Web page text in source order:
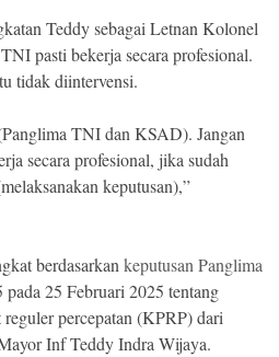
Teddy sebagai Letnan Kolonel
pasti bekerja secara profesional.
tidak diintervensi.
TNI dan KSAD). Jangan
secara profesional, jika sudah
keputusan),”
berdasarkankeputusan Panglima
25 Februari 2025 tentang
percepatan (KPRP) dari
Inf Teddy Indra Wijaya.